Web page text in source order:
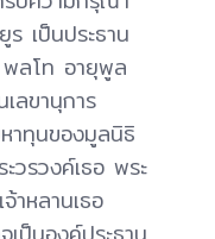
เป็นประธาน
พลโท อายุพูล
ขานุการ
าทุนของมูลนิธิ
วรวงค์เธอ พระ
าหลานเธอ